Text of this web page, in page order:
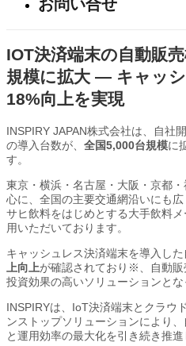
お問い合せ
IOT決済端末の自動販
規模に拡大 — キャッ
18%向上を実現
INSPIRY JAPAN株式会社は、自社
の導入台数が、 全国5,000台規模に
す。
東京・横浜・名古屋・大阪・京都
心に、全国の主要交通網沿いにも
サヒ飲料をはじめとする大手飲料
用いただいております。
キャッシュレス決済端末を導入した
上向上が確認されており※、自動
投資効果の高いソリューションとな
INSPIRYは、IoT決済端末とクラウ
ンストップソリューションにより
と運用効率の最大化を引き続き推進